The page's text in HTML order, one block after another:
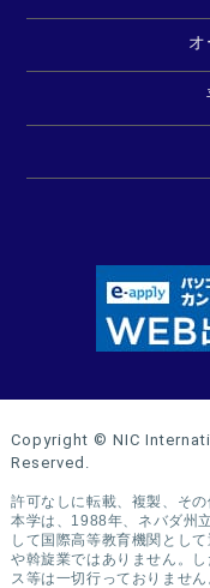
Copyright © NIC
Reserved.
許可なしに転載、複製、そ
本学は、1988年、ネバダ州
して国際高等教育機関とし
や斡旋業ではありません。
ス等は一切行っておりません